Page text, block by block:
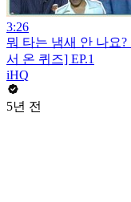
3:26
뭐 타는 냄새 안 나요
서 온 퀴즈] EP.1
iHQ
5년 전